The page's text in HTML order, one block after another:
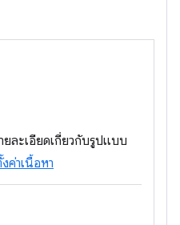
ละเอียดเกี่ยวกับรูปแบบ
ค่าเนื้อหา